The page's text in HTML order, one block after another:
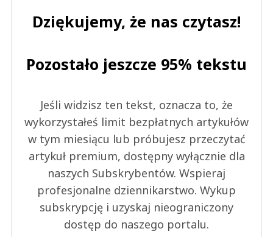
Dziękujemy, że nas czytasz!
Pozostało jeszcze 95% tekstu
Jeśli widzisz ten tekst, oznacza to, że
wykorzystałeś limit bezpłatnych artykułów
w tym miesiącu lub próbujesz przeczytać
artykuł premium, dostępny wyłącznie dla
naszych Subskrybentów. Wspieraj
profesjonalne dziennikarstwo. Wykup
subskrypcję i uzyskaj nieograniczony
dostęp do naszego portalu.